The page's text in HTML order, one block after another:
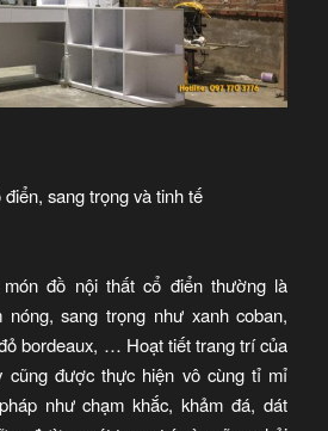
điển, sang trọng và tinh tế
đồ nội thất cổ điển thường là
nóng, sang trọng như xanh coban,
bordeaux, … Hoạt tiết trang trí của
cũng được thực hiện vô cùng tỉ mỉ
như chạm khắc, khảm đá, dát